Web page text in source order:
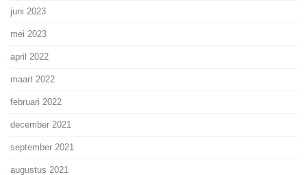
juni 2023
mei 2023
april 2022
maart 2022
februari 2022
december 2021
september 2021
augustus 2021